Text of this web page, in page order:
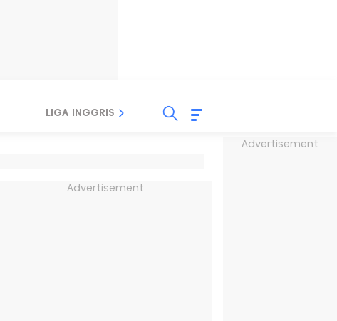
Advertisement
LIGA INGGRIS LIGA ITALIA
Advertisement